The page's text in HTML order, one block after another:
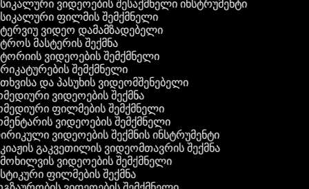
ვიდეოების შესაქმნელი ინსტრუმენტი
ფილმის შემქმნელი
ვიდეო დამამზადებელი
მასტერის შექმნა
ვიდეოების შემქმნელი
შემქმნელი
და პასუხის ვიდეომშენებელი
ვიდეოების შექმნა
ფილმების შემქმნელი
ვიდეოების შემქმნელი
ვიდეოების შექმნის ინსტრუმენტი
გაკვეთილის ვიდეომთავრის შექმნა
ვიდეოების შემქმნელი
ფილმების შექმნა